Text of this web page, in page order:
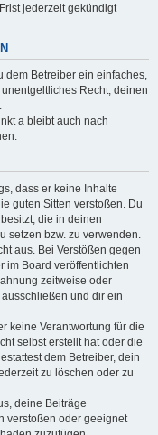
jederzeit gekündigt
dem Betreiber ein einfaches,
Recht, deinen
a bleibt auch nach
dass er keine Inhalte
guten Sitten verstoßen. Du
die in deinen
setzen bzw. zu verwenden.
aus. Bei Verstößen gegen
im Board veröffentlichten
zeitweise oder
und dir ein
keine Verantwortung für die
selbst erstellt hat oder die
dem Betreiber, dein
zu löschen oder zu
deine Beiträge
verstoßen oder geeignet